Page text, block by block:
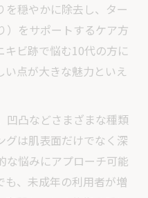
を穏やかに除去し、ター
）をサポートするケア方
キビ跡で悩む10代の方に
い点が大きな魅力といえ
凹凸などさまざまな種類
グは肌表面だけでなく深
な悩みにアプローチ可能
も、未成年の利用者が増